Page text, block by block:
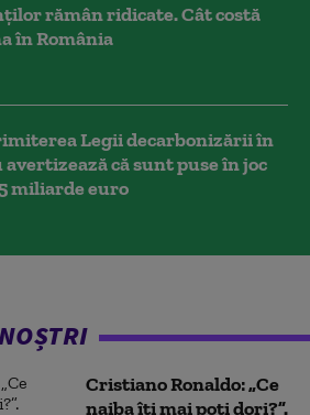
rămân ridicate. Cât costă
în România
Legii decarbonizării în
că sunt puse în joc
miliarde euro
Cristiano Ronaldo: „Ce
naiba îți mai poți dori?”.